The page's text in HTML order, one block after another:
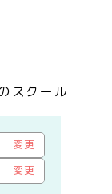
スクール
変更
変更